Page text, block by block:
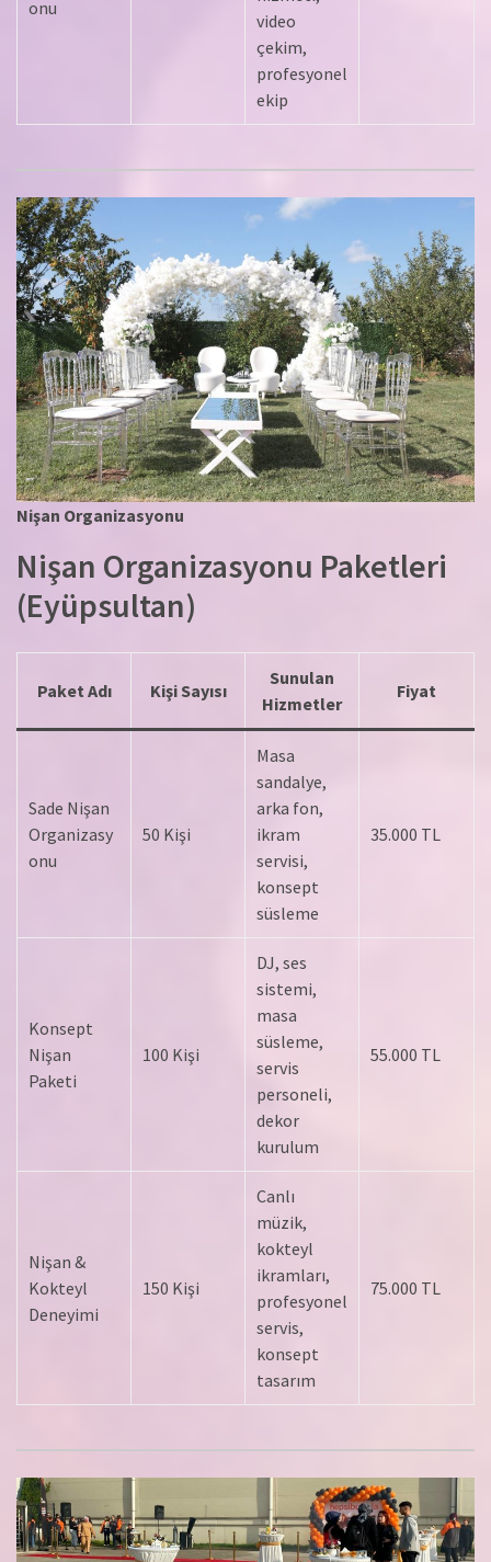
onu
video
çekim,
profesyonel
ekip
Nişan Organizasyonu
Nişan Organizasyonu Paketleri
(Eyüpsultan)
Paket Adı Kişi Sayısı
Sunulan
Hizmetler
Fiyat
Sade Nişan
Organizasy
onu
50 Kişi
Masa
sandalye,
arka fon,
ikram
servisi,
konsept
süsleme
35.000 TL
Konsept
Nişan
Paketi
100 Kişi
DJ, ses
sistemi,
masa
süsleme,
servis
personeli,
dekor
kurulum
55.000 TL
Nişan &
Kokteyl
Deneyimi
150 Kişi
Canlı
müzik,
kokteyl
ikramları,
profesyonel
servis,
konsept
tasarım
75.000 TL